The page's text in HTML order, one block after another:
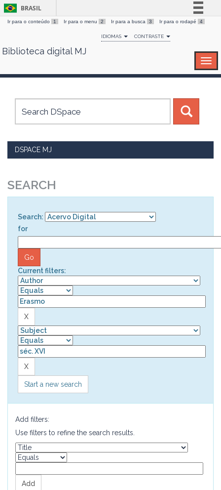
Skip
BRASIL
Simplifique!
Comunica BR
Canais
Ir para o conteúdo 1 Ir para o menu 2 Ir para a busca 3 Ir para o rodapé 4
IDIOMAS CONTRASTE
Biblioteca digital MJ
DSPACE MJ
SEARCH
Search:
for
Current filters:
Start a new search
Add filters:
Use filters to refine the search results.